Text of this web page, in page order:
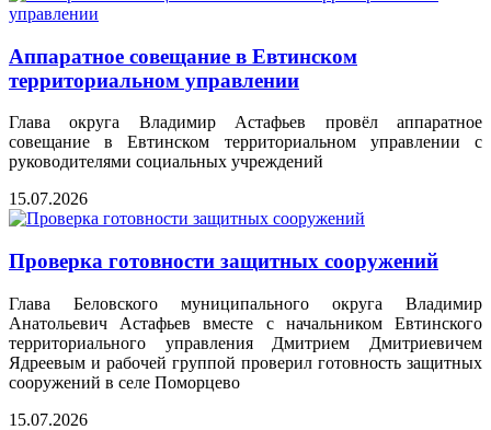
Аппаратное совещание в Евтинском
территориальном управлении
Глава округа Владимир Астафьев провёл аппаратное
совещание в Евтинском территориальном управлении с
руководителями социальных учреждений
15.07.2026
Проверка готовности защитных сооружений
Глава Беловского муниципального округа Владимир
Анатольевич Астафьев вместе с начальником Евтинского
территориального управления Дмитрием Дмитриевичем
Ядреевым и рабочей группой проверил готовность защитных
сооружений в селе Поморцево
15.07.2026